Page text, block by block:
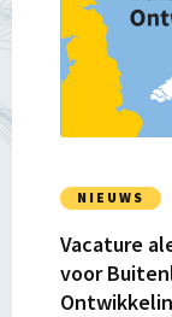
NIEUWS
Vacature
voor
alert!
Nederland
zoekt
Minister
voor
Handel
en